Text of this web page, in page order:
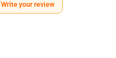
Write your review